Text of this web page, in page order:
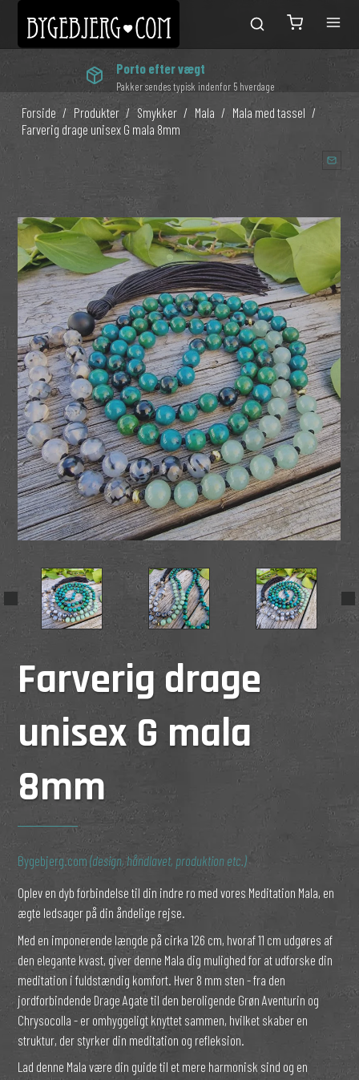
Porto efter vægt
Pakker sendes typisk indenfor 5 hverdage
Forside / Produkter / Smykker / Mala / Mala med tassel /
Farverig drage unisex G mala 8mm
Farverig drage
unisex G mala
8mm
Bygebjerg.com(design, håndlavet, produktion etc.)
Oplev en dyb forbindelse til din indre ro med vores Meditation Mala, en
ægte ledsager på din åndelige rejse.
Med en imponerende længde på cirka 126 cm, hvoraf 11 cm udgøres af
den elegante kvast, giver denne Mala dig mulighed for at udforske din
meditation i fuldstændig komfort. Hver 8 mm sten - fra den
jordforbindende Drage Agate til den beroligende Grøn Aventurin og
Chrysocolla - er omhyggeligt knyttet sammen, hvilket skaber en
struktur, der styrker din meditation og refleksion.
Lad denne Mala være din guide til et mere harmonisk sind og en